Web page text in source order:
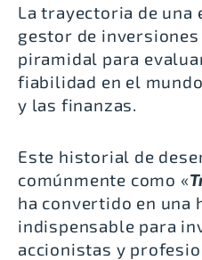
La trayectoria de una
gestor de
piramidal para
fiabilidad en el
y las finanzas.
Este historial de
comúnmente como «
ha convertido en una
indispensable para
accionistas y